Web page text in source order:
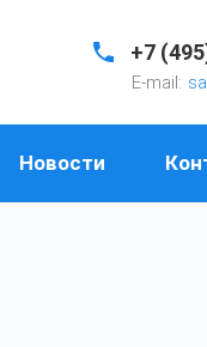
+7
E-mail:
Новости